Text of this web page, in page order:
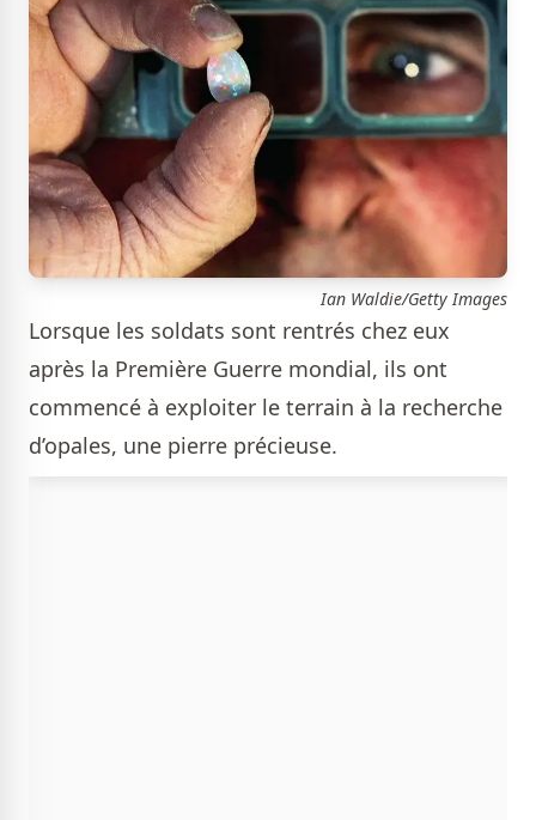
Ian Waldie/Getty Images
Lorsque les soldats sont rentrés chez eux
après la Première Guerre mondial, ils ont
commencé à exploiter le terrain à la recherche
d’opales, une pierre précieuse.